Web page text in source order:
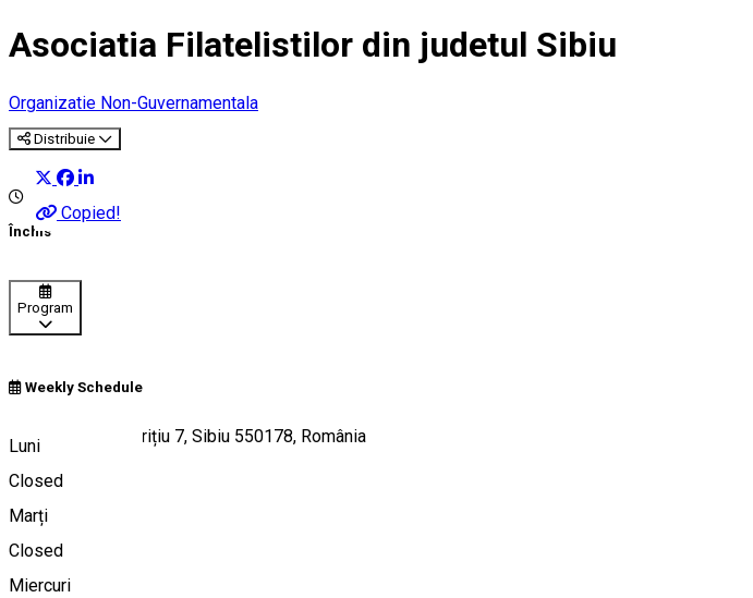
Asociatia Filatelistilor din judetul Sibiu
Organizatie Non-Guvernamentala
Distribuie
Copied!
Închis
Program
Weekly Schedule
Luni
Closed
Marți
Closed
Miercuri
Strada George Barițiu 7, Sibiu 550178, România
Hartă
Despre